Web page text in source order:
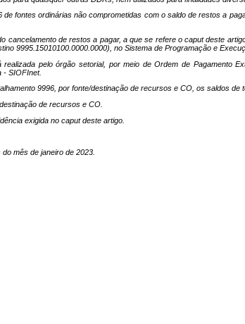
fontes ordinárias não comprometidas com o saldo de restos a
de restos a pagar, a que se refere o caput deste
9995.15010100.0000.0000), no Sistema de Programação e
pelo órgão setorial, por meio de Ordem de Pagamento
- SIOFInet.
9996, por fonte/destinação de recursos e CO, os saldos
de recursos e CO.
exigida no caput deste artigo.
mês de janeiro de 2023.